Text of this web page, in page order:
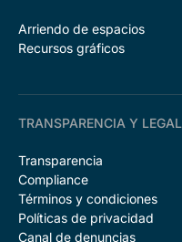
Arriendo de espacios
Recursos gráficos
TRANSPARENCIA Y LEGAL
Transparencia
Compliance
Términos y condiciones
Políticas de privacidad
Canal de denuncias